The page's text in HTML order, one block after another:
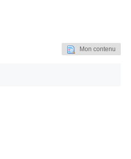
Mon contenu